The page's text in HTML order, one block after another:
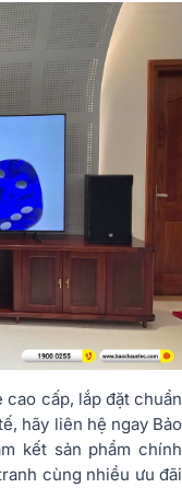
cao cấp, lắp đặt chuẩn
hãy liên hệ ngay Bảo
kết sản phẩm chính
cùng nhiều ưu đãi